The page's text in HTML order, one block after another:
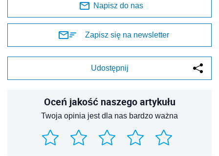
Napisz do nas
Zapisz się na newsletter
Udostępnij
Oceń jakość naszego artykułu
Twoja opinia jest dla nas bardzo ważna